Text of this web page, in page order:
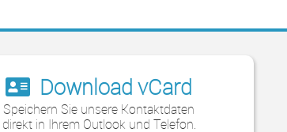
Download vCard
Speichern Sie unsere Kontaktdaten
direkt in Ihrem Outlook und Telefon.